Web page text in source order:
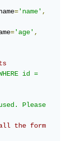
='name',
='age',
id =
Please
the form